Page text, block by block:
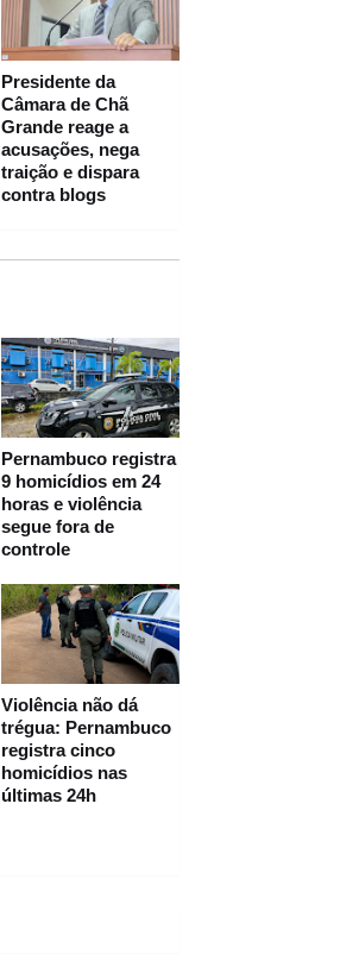
Presidente da
Câmara de Chã
Grande reage a
acusações, nega
traição e dispara
contra blogs
Pernambuco registra
9 homicídios em 24
horas e violência
segue fora de
controle
Violência não dá
trégua: Pernambuco
registra cinco
homicídios nas
últimas 24h